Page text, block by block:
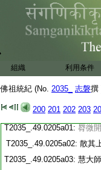
組織 利用条件
佛祖統紀 (No. 2035_ 志磐撰
200 201 202 203
T2035_.49.0204c20:友。
T2035_.49.0204c21:
之
T2035_.49.0204c22:僧。
未嘗
罪我
T2035_.49.0204c25:虚美
T2035_.49.0204c26:字年
T2035_.49.0204c27: 8
T2035_.49.0204c28:
T2035_.49.0205a01: 脣微
T2035_.49.0205a02: 散其
T2035_.49.0205a03: 慧大